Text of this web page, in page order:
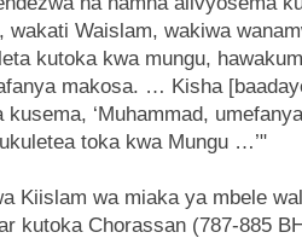
wakati Waislam, wakiwa
kutoka kwa mungu,
makosa. … Kisha
kusema, ‘Muhammad,
toka kwa Mungu …’"
Kiislam wa miaka ya mbele
kutoka Chorassan (787-885